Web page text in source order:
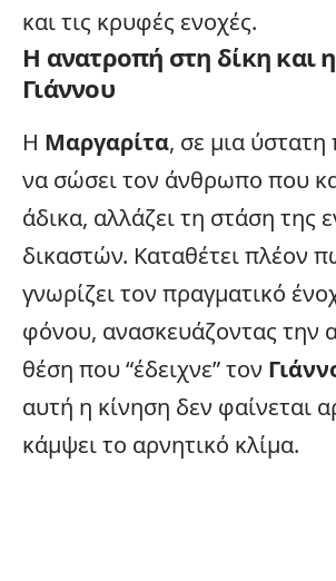
και τις κρυφές ενοχές.
Η ανατροπή στη δίκη και
Γιάννου
Η Μαργαρίτα, σε μια
να σώσει τον άνθρωπο που
άδικα, αλλάζει τη στάση της
δικαστών. Καταθέτει πλέον
γνωρίζει τον πραγματικό
φόνου, ανασκευάζοντας την
θέση που “έδειχνε” τον
αυτή η κίνηση δεν φαίνεται
κάμψει το αρνητικό κλίμα.